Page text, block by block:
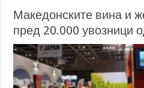
Македонските вина и
пред 20.000 увозници